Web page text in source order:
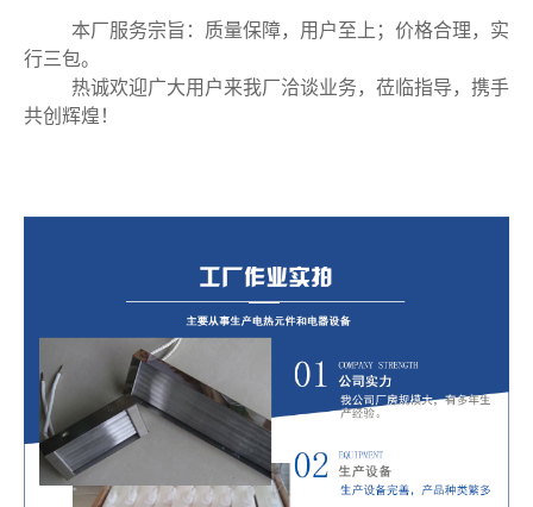
本厂服务宗旨：质量保障，用户至上；价格合理，实
行三包。
热诚欢迎广大用户来我厂洽谈业务，莅临指导，携手
共创辉煌！